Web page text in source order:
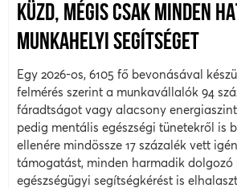
KÜZD, MÉGIS CSAK MINDEN
MUNKAHELYI SEGÍTSÉGET
Egy 2026-os, 6105 fő bevonásával
felmérés szerint a munkavállalók 94
fáradtságot vagy alacsony
pedig mentális egészségi tünetekről is
ellenére mindössze 17 százalék vett
támogatást, minden harmadik dolgozó
egészségügyi segítségkérést is